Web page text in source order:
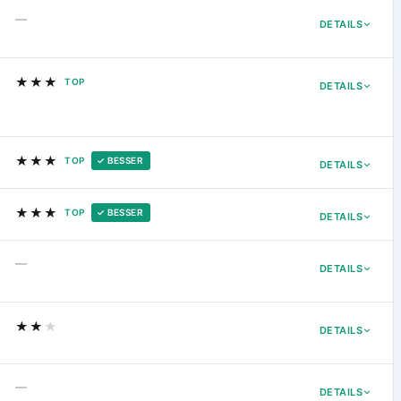
DETAILS
—
DETAILS
★★★ TOP
DETAILS
★★★ TOP ✓ BESSER
DETAILS
★★★ TOP ✓ BESSER
DETAILS
—
DETAILS
★★ ★
DETAILS
—